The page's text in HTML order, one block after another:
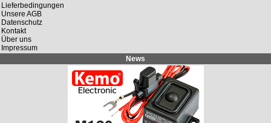
Lieferbedingungen
Unsere AGB
Datenschutz
Kontakt
Über uns
Impressum
News